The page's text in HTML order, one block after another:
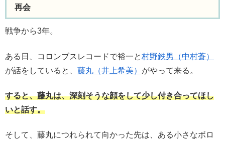
再会
戦争から3年。
ある日、コロンブスレコードで裕一と村野鉄男（中村蒼）
が話をしていると、 藤丸（井上希美） がやって来る。
すると、藤丸は、深刻そうな顔をして少し付き合ってほし
いと話す。
そして、藤丸につれられて向かった先は、ある小さなボロ